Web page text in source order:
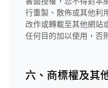
行重製、散佈或其他利
改作或轉載至其他網站
任何目的加以使用，否
六、商標權及其